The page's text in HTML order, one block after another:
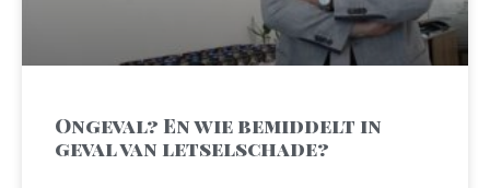
Ongeval? En wie bemiddelt in
geval van letselschade?